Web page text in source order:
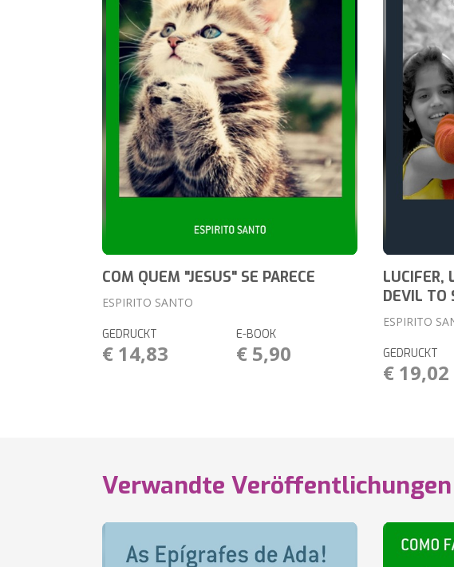
COM QUEM "JESUS" SE PARECE
ESPIRITO SANTO
GEDRUCKT
€ 14,83
E-BOOK
€ 5,90
LUCIFER,
DEVIL TO
ESPIRITO
GEDRUCKT
€ 19,02
Verwandte Veröffentlichungen